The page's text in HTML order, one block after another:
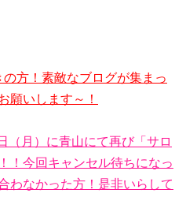
方！素敵なブログが集まっ
願いします～！
（月）に青山にて再び「サロ
！今回キャンセル待ちになっ
なかった方！是非いらして